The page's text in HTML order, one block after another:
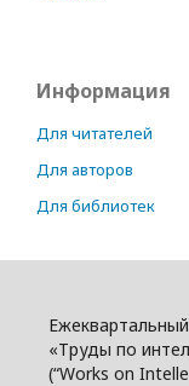
Информация
Для читателей
Для авторов
Для библиотек
«Труды по
(“Works on